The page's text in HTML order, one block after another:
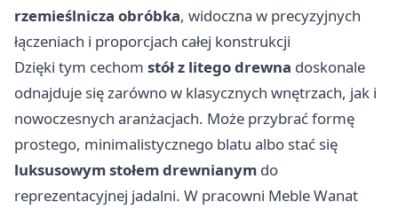
rzemieślnicza obróbka, widoczna w precyzyjnych
łączeniach i proporcjach całej konstrukcji
Dzięki tym cechom stół z litego drewna doskonale
odnajduje się zarówno w klasycznych wnętrzach, jak i
nowoczesnych aranżacjach. Może przybrać formę
prostego, minimalistycznego blatu albo stać się
luksusowym stołem drewnianym do
reprezentacyjnej jadalni. W pracowni Meble Wanat